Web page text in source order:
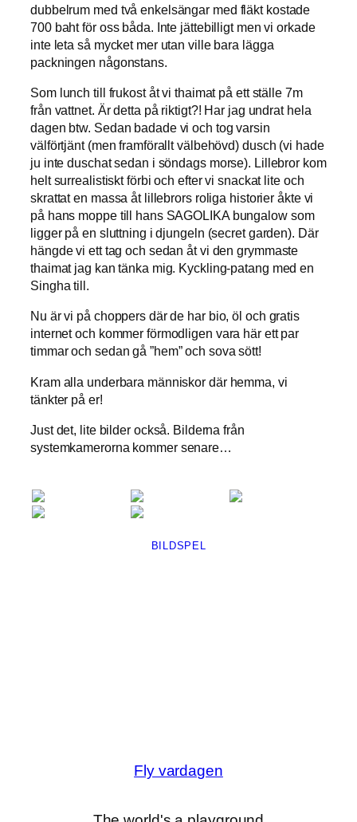
dubbelrum med två enkelsängar med fläkt kostade
700 baht för oss båda. Inte jättebilligt men vi orkade
inte leta så mycket mer utan ville bara lägga
packningen någonstans.
Som lunch till frukost åt vi thaimat på ett ställe 7m
från vattnet. Är detta på riktigt?! Har jag undrat hela
dagen btw. Sedan badade vi och tog varsin
välförtjänt (men framförallt välbehövd) dusch (vi hade
ju inte duschat sedan i söndags morse). Lillebror kom
helt surrealistiskt förbi och efter vi snackat lite och
skrattat en massa åt lillebrors roliga historier åkte vi
på hans moppe till hans SAGOLIKA bungalow som
ligger på en sluttning i djungeln (secret garden). Där
hängde vi ett tag och sedan åt vi den grymmaste
thaimat jag kan tänka mig. Kyckling-patang med en
Singha till.
Nu är vi på choppers där de har bio, öl och gratis
internet och kommer förmodligen vara här ett par
timmar och sedan gå ”hem” och sova sött!
Kram alla underbara människor där hemma, vi
tänkter på er!
Just det, lite bilder också. Bilderna från
systemkamerorna kommer senare…
BILDSPEL
Fly vardagen